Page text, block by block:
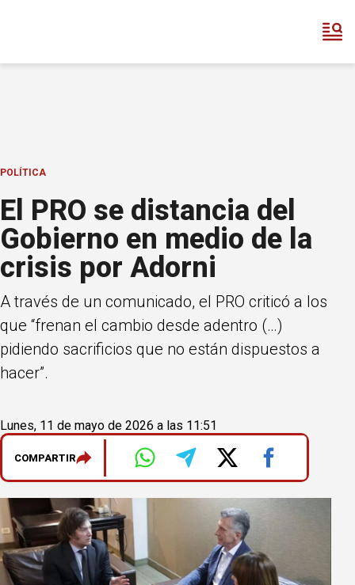
POLÍTICA
El PRO se distancia del
Gobierno en medio de la
crisis por Adorni
A través de un comunicado, el PRO criticó a los
que “frenan el cambio desde adentro (…)
pidiendo sacrificios que no están dispuestos a
hacer”.
Lunes, 11 de mayo de 2026 a las 11:51
COMPARTIR